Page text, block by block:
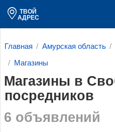
ТВОЙ
АДРЕС
Главная Амурская область
Магазины
Магазины в
посредников
6 объявлений